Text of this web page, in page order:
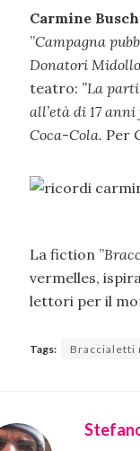
Carmine
”Campagna
Donatori Midollo
teatro: ”La
all’età di 17
Coca-Cola. Per
La fiction ”
vermelles,
lettori per il
Tags: Braccialetti